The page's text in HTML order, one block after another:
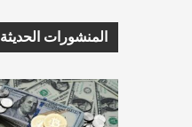
المنشورات الحديثة